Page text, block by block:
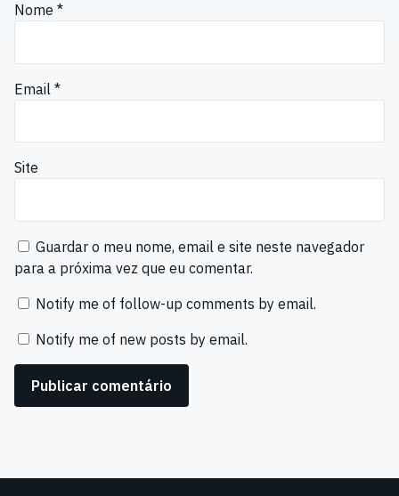
Nome *
Email *
Site
Guardar o meu nome, email e site neste navegador
para a próxima vez que eu comentar.
Notify me of follow-up comments by email.
Notify me of new posts by email.